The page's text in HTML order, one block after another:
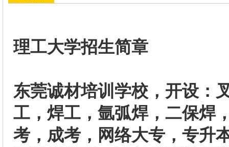
理工大学招生简章
东莞诚材培训学校，开设：
工， 焊工 ，氩弧焊，二保焊
考，成考，网络大专，专升